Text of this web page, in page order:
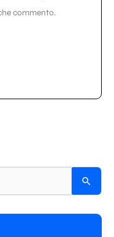
commento.